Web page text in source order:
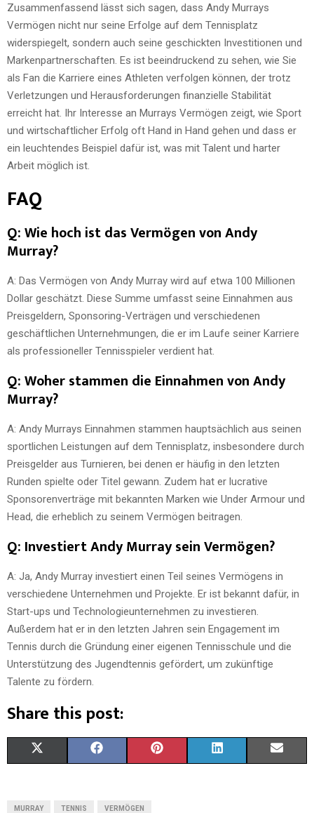
Zusammenfassend lässt sich sagen, dass Andy Murrays
Vermögen nicht nur seine Erfolge auf dem Tennisplatz
widerspiegelt, sondern auch seine geschickten Investitionen und
Markenpartnerschaften. Es ist beeindruckend zu sehen, wie Sie
als Fan die Karriere eines Athleten verfolgen können, der trotz
Verletzungen und Herausforderungen finanzielle Stabilität
erreicht hat. Ihr Interesse an Murrays Vermögen zeigt, wie Sport
und wirtschaftlicher Erfolg oft Hand in Hand gehen und dass er
ein leuchtendes Beispiel dafür ist, was mit Talent und harter
Arbeit möglich ist.
FAQ
Q: Wie hoch ist das Vermögen von Andy
Murray?
A: Das Vermögen von Andy Murray wird auf etwa 100 Millionen
Dollar geschätzt. Diese Summe umfasst seine Einnahmen aus
Preisgeldern, Sponsoring-Verträgen und verschiedenen
geschäftlichen Unternehmungen, die er im Laufe seiner Karriere
als professioneller Tennisspieler verdient hat.
Q: Woher stammen die Einnahmen von Andy
Murray?
A: Andy Murrays Einnahmen stammen hauptsächlich aus seinen
sportlichen Leistungen auf dem Tennisplatz, insbesondere durch
Preisgelder aus Turnieren, bei denen er häufig in den letzten
Runden spielte oder Titel gewann. Zudem hat er lucrative
Sponsorenverträge mit bekannten Marken wie Under Armour und
Head, die erheblich zu seinem Vermögen beitragen.
Q: Investiert Andy Murray sein Vermögen?
A: Ja, Andy Murray investiert einen Teil seines Vermögens in
verschiedene Unternehmen und Projekte. Er ist bekannt dafür, in
Start-ups und Technologieunternehmen zu investieren.
Außerdem hat er in den letzten Jahren sein Engagement im
Tennis durch die Gründung einer eigenen Tennisschule und die
Unterstützung des Jugendtennis gefördert, um zukünftige
Talente zu fördern.
Share this post:
MURRAY TENNIS VERMÖGEN